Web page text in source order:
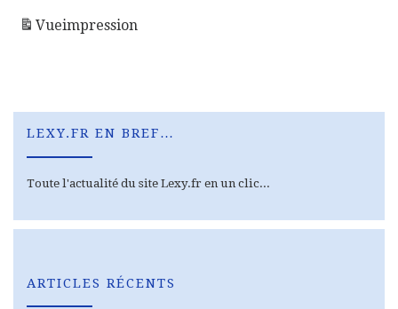
Vueimpression
LEXY.FR EN BREF…
Toute l'actualité du site Lexy.fr en un clic...
ARTICLES RÉCENTS